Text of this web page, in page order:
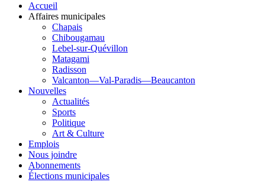
Accueil
Affaires municipales
Chapais
Chibougamau
Lebel-sur-Quévillon
Matagami
Radisson
Valcanton—Val-Paradis—Beaucanton
Nouvelles
Actualités
Sports
Politique
Art & Culture
Emplois
Nous joindre
Abonnements
Élections municipales